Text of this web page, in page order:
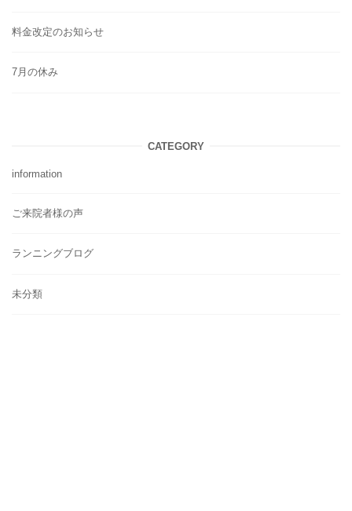
料金改定のお知らせ
7月の休み
CATEGORY
information
ご来院者様の声
ランニングブログ
未分類